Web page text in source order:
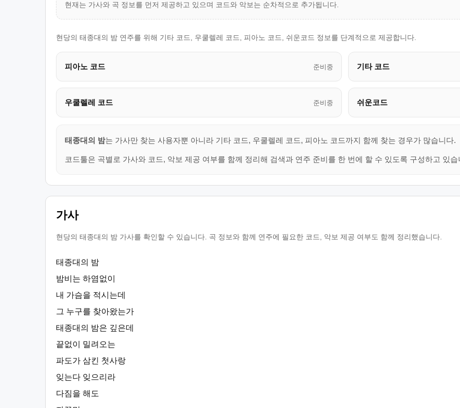
현재는 가사와 곡 정보를 먼저 제공하고 있으며 코드와 악보는 순차적으로 추가됩니다.
현당의 태종대의 밤 연주를 위해 기타 코드, 우쿨렐레 코드, 피아노 코드, 쉬운코드 정보를 단계적으로 제공합니다.
피아노 코드 준비중 기타 코드
우쿨렐레 코드 준비중 쉬운코드
태종대의 밤는 가사만 찾는 사용자뿐 아니라 기타 코드, 우쿨렐레 코드, 피아노 코드까지 함께 찾는 경우가 많습니다.
코드툴은 곡별로 가사와 코드, 악보 제공 여부를 함께 정리해 검색과 연주 준비를 한 번에 할 수 있도록 구성하고 있습
가사
현당의 태종대의 밤 가사를 확인할 수 있습니다. 곡 정보와 함께 연주에 필요한 코드, 악보 제공 여부도 함께 정리했습니다.
태종대의 밤
밤비는 하염없이
내 가슴을 적시는데
그 누구를 찾아왔는가
태종대의 밤은 깊은데
끝없이 밀려오는
파도가 삼킨 첫사랑
잊는다 잊으리라
다짐을 해도